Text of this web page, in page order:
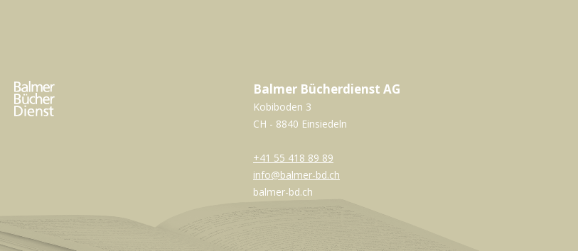
Balmer Bücherdienst AG
Kobiboden 3
CH - 8840 Einsiedeln
+41 55 418 89 89
info@balmer-bd.ch
balmer-bd.ch